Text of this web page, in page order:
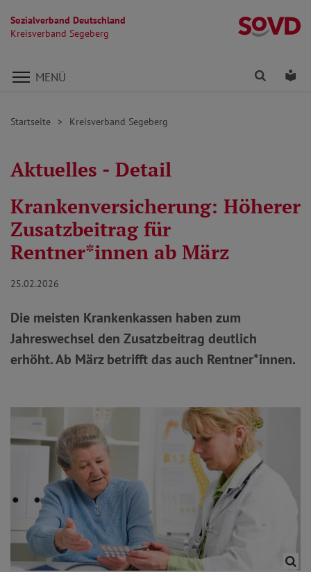
Sozialverband Deutschland
Kreisverband Segeberg
Direkt zu den Inhalten springen
MENÜ Finden
Startseite Kreisverband Segeberg
Aktuelles - Detail
Krankenversicherung: Höherer
Zusatzbeitrag für
Rentner*innen ab März
25.02.2026
Die meisten Krankenkassen haben zum
Jahreswechsel den Zusatzbeitrag deutlich
erhöht. Ab März betrifft das auch Rentner*innen.